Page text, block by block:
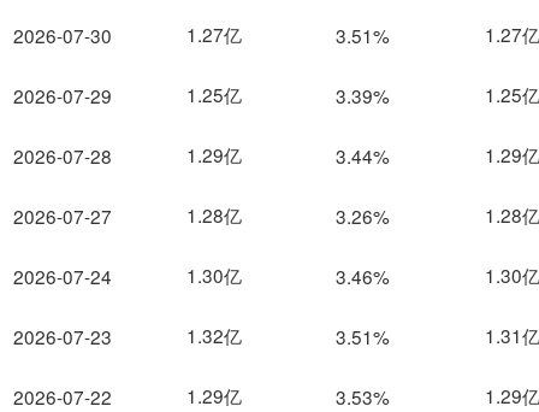
2026-07-30
2026-07-29
2026-07-28
2026-07-27
2026-07-24
2026-07-23
2026-07-22
1.27亿 3.51% 1.27亿
1.25亿 3.39% 1.25亿
1.29亿 3.44% 1.29亿
1.28亿 3.26% 1.28亿
1.30亿 3.46% 1.30亿
1.32亿 3.51% 1.31亿
1.29亿 3.53% 1.29亿